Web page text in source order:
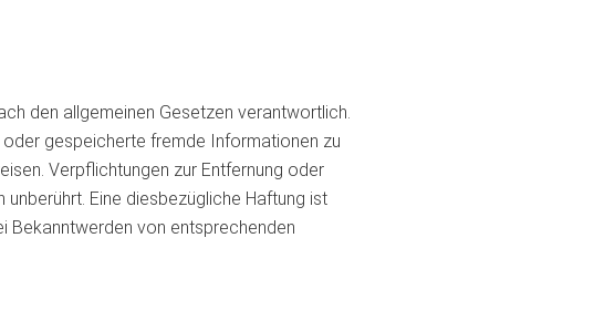
den allgemeinen Gesetzen verantwortlich.
gespeicherte fremde Informationen zu
Verpflichtungen zur Entfernung oder
Eine diesbezügliche Haftung ist
Bekanntwerden von entsprechenden